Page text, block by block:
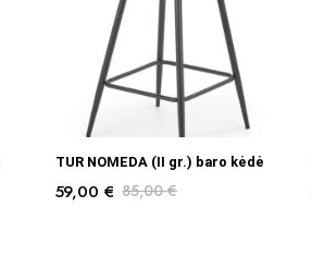
PASIRINKTI SAVYBES
TUR NOMEDA (II gr.) baro kėdė
85,00€
59,00€